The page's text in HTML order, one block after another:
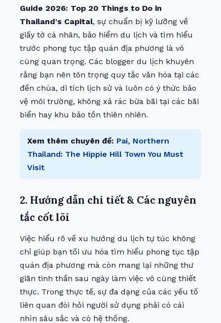
Guide 2026: Top 20 Things to Do in
Thailand's Capital, sự chuẩn bị kỹ lưỡng về
giấy tờ cá nhân, bảo hiểm du lịch và tìm hiểu
trước phong tục tập quán địa phương là vô
cùng quan trọng. Các blogger du lịch khuyên
rằng bạn nên tôn trọng quy tắc văn hóa tại các
đền chùa, di tích lịch sử và luôn có ý thức bảo
vệ môi trường, không xả rác bừa bãi tại các bãi
biển hay khu bảo tồn thiên nhiên.
Xem thêm chuyên đề: Pai, Northern
Thailand: The Hippie Hill Town You Must
Visit
2. Hướng dẫn chi tiết & Các nguyên
tắc cốt lõi
Việc hiểu rõ về xu hướng du lịch tự túc không
chỉ giúp bạn tối ưu hóa tìm hiểu phong tục tập
quán địa phương mà còn mang lại những thư
giãn tinh thần sau ngày làm việc vô cùng thiết
thực. Trong thực tế, sự đa dạng của các yếu tố
liên quan đòi hỏi người sử dụng phải có cái
nhìn sâu sắc và có hệ thống.